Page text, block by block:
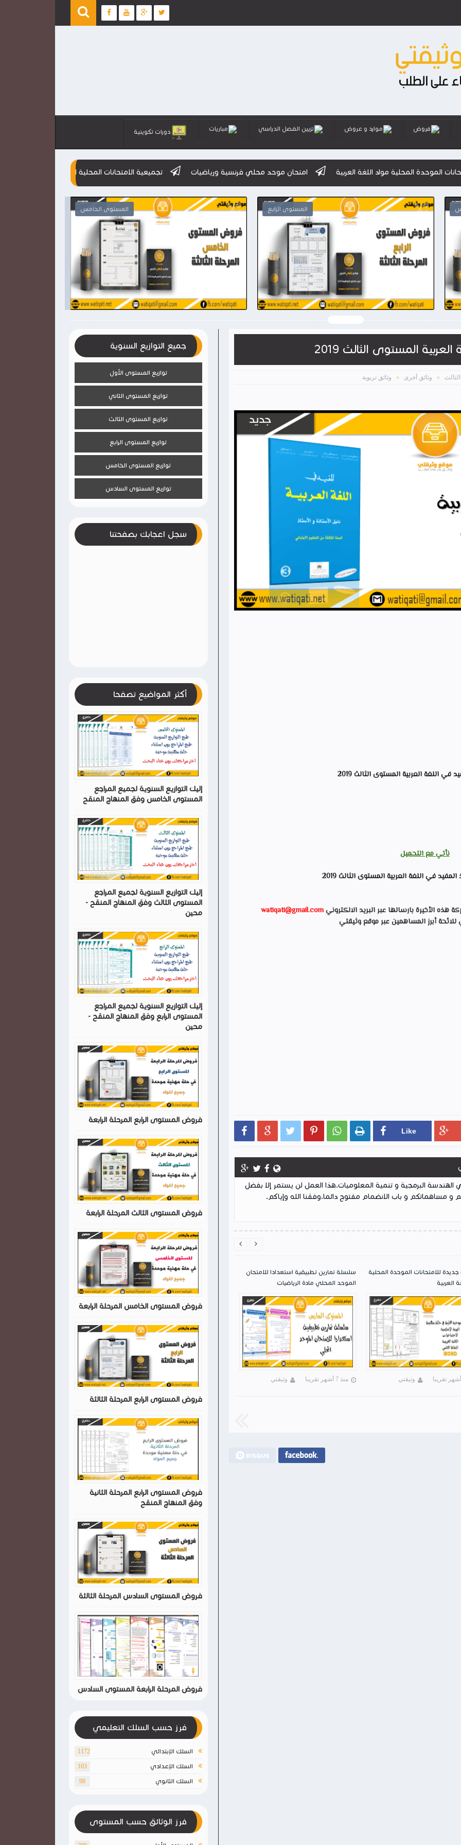
فروض موارد و عروض تزيين الفصل الدراسي مباريات دورات تكوينية
مواد اللغة العربية امتحان موحد محلي فرنسية ورياضيات تجميعية الامتحانات المحلية المستوى السادس مع عناصر الاجابة
المستوى الخامس
2026-03-28
وثيقتي
شاهد الموضوع
المستوى الرابع
2026-03-28
وثيقتي
شاهد الموضوع
المستوى الثالث 2019
> وثائق أخرى > وثائق تربوية
في اللغة العربية المستوى الثالث 2019
نأتي مع التحميل
في اللغة العربية المستوى الثالث 2019
الأخيرة بارسالها عبر البريد الالكترونيwatiqati@gmail.com
للائحة أبرز المساهمين عبر موقع وثيقتي
     
البرمجية و تنمية المعلوميات.هذا العمل لن يستمر إلا بفضل
و مساهماتكم و باب الانضمام مفتوح دائما.وفقنا الله وإياكم.
سلسلة تمارين تطبيقية استعدادا للامتحان
الموحد المحلي مادة الرياضيات
منذ 7 أشهر تقريبا وثيقتي
للامتحانات الموحدة المحلية
العربية
وثيقتي
 
جميع التوازيع السنوية
توازيع المستوى الأول
توازيع المستوى الثاني
توازيع المستوى الثالث
توازيع المستوى الرابع
توازيع المستوى الخامس
توازيع المستوى السادس
سجل اعجابك بصفحتنا
أكثر المواضيع تصفحا
إليك التوازيع السنوية لجميع المراجع
المستوى الخامس وفق المنهاج المنقح
إليك التوازيع السنوية لجميع المراجع
المستوى الثالث وفق المنهاج المنقح -
محين
إليك التوازيع السنوية لجميع المراجع
المستوى الرابع وفق المنهاج المنقح -
محين
فروض المستوى الرابع المرحلة الرابعة
فروض المستوى الثالث المرحلة الرابعة
فروض المستوى الخامس المرحلة الرابعة
فروض المستوى الرابع المرحلة الثالثة
فروض المستوى الرابع المرحلة الثانية
وفق المنهاج المنقح
فروض المستوى السادس المرحلة الثالثة
فروض المرحلة الرابعة المستوى السادس
فرز حسب السلك التعليمي
السلك الإبتدائي 1172
السلك الإعدادي 103
السلك الثانوي 98
فرز الوثائق حسب المستوى